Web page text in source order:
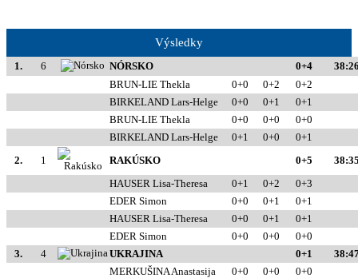
Výsledky
1. 6 NÓRSKO 0+4
BRUN-LIE Thekla
0+0 0+2
0+2
BIRKELAND Lars-Helge
0+0 0+1
0+1
BRUN-LIE Thekla
0+0 0+0
0+0
BIRKELAND Lars-Helge
0+1 0+0
0+1
2.
1 RAKÚSKO 0+5
HAUSER Lisa-Theresa
0+1 0+2
0+3
EDER Simon
0+0 0+1
0+1
HAUSER Lisa-Theresa
0+0 0+1
0+1
EDER Simon
0+0 0+0
0+0
3.
4 UKRAJINA 0+1
MERKUŠINA Anastasija
0+0 0+0
0+0